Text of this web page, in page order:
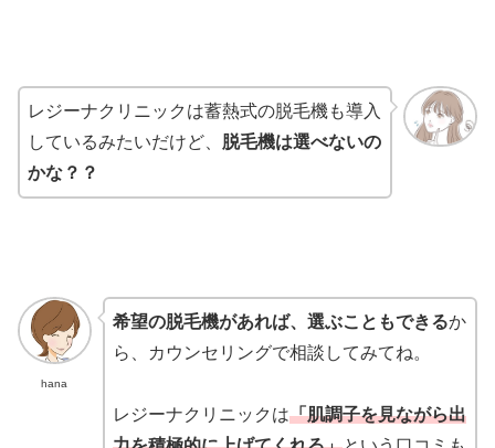
レジーナクリニックは蓄熱式の脱毛機も導入
しているみたいだけど、 脱毛機は選べないの
かな？？
hana
希望の脱毛機があれば、選ぶこともできるか
ら、カウンセリングで相談してみてね。
レジーナクリニックは「肌調子を見ながら出